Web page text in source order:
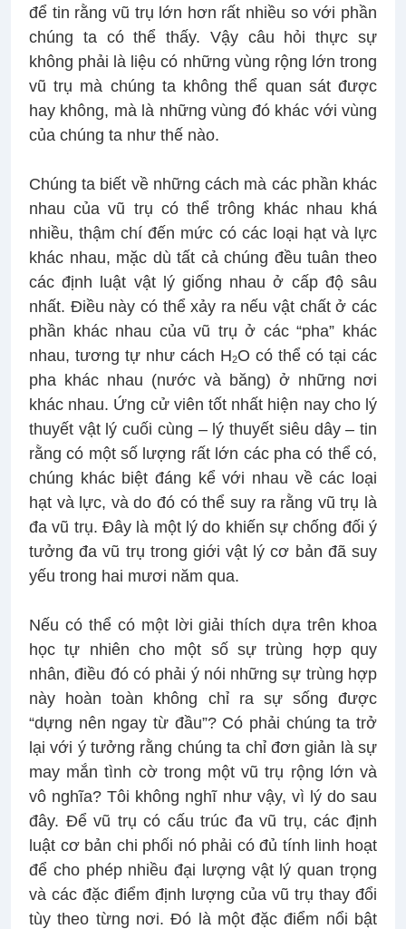
để tin rằng vũ trụ lớn hơn rất nhiều so với phần
chúng ta có thể thấy. Vậy câu hỏi thực sự
không phải là liệu có những vùng rộng lớn trong
vũ trụ mà chúng ta không thể quan sát được
hay không, mà là những vùng đó khác với vùng
của chúng ta như thế nào.
Chúng ta biết về những cách mà các phần khác
nhau của vũ trụ có thể trông khác nhau khá
nhiều, thậm chí đến mức có các loại hạt và lực
khác nhau, mặc dù tất cả chúng đều tuân theo
các định luật vật lý giống nhau ở cấp độ sâu
nhất. Điều này có thể xảy ra nếu vật chất ở các
phần khác nhau của vũ trụ ở các “pha” khác
nhau, tương tự như cách H2O có thể có tại các
pha khác nhau (nước và băng) ở những nơi
khác nhau. Ứng cử viên tốt nhất hiện nay cho lý
thuyết vật lý cuối cùng – lý thuyết siêu dây – tin
rằng có một số lượng rất lớn các pha có thể có,
chúng khác biệt đáng kể với nhau về các loại
hạt và lực, và do đó có thể suy ra rằng vũ trụ là
đa vũ trụ. Đây là một lý do khiến sự chống đối ý
tưởng đa vũ trụ trong giới vật lý cơ bản đã suy
yếu trong hai mươi năm qua.
Nếu có thể có một lời giải thích dựa trên khoa
học tự nhiên cho một số sự trùng hợp quy
nhân, điều đó có phải ý nói những sự trùng hợp
này hoàn toàn không chỉ ra sự sống được
“dựng nên ngay từ đầu”? Có phải chúng ta trở
lại với ý tưởng rằng chúng ta chỉ đơn giản là sự
may mắn tình cờ trong một vũ trụ rộng lớn và
vô nghĩa? Tôi không nghĩ như vậy, vì lý do sau
đây. Để vũ trụ có cấu trúc đa vũ trụ, các định
luật cơ bản chi phối nó phải có đủ tính linh hoạt
để cho phép nhiều đại lượng vật lý quan trọng
và các đặc điểm định lượng của vũ trụ thay đổi
tùy theo từng nơi. Đó là một đặc điểm nổi bật